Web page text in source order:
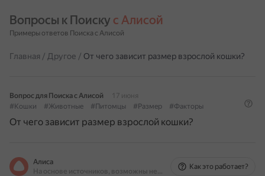
Вопросы к Поиску с Алисой
Примеры ответов Поиска с Алисой
Главная / Другое / От чего зависит размер взрослой кошки?
Вопрос для Поиска с Алисой
17 июня
#Кошки
#Животные #Питомцы #Размер #Факторы
От чего зависит размер взрослой кошки?
Алиса
На основе источников, возможны неточности
Как это работает?